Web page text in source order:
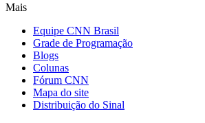
Mais
Equipe CNN Brasil
Grade de Programação
Blogs
Colunas
Fórum CNN
Mapa do site
Distribuição do Sinal